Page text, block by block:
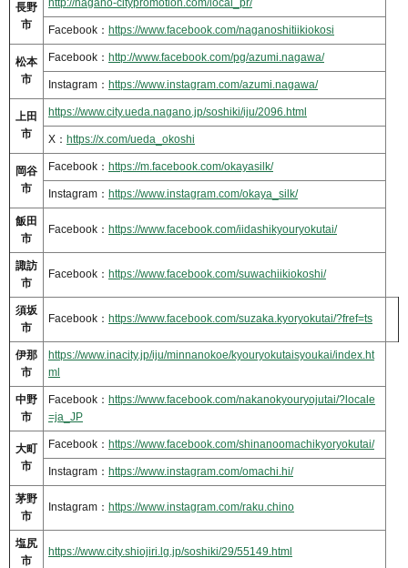
長野
市
http://nagano-citypromotion.com/local_pr/
Facebook： https://www.facebook.com/naganoshitiikiokosi
松本
市
Facebook： http://www.facebook.com/pg/azumi.nagawa/
Instagram： https://www.instagram.com/azumi.nagawa/
上田
市
https://www.city.ueda.nagano.jp/soshiki/iju/2096.html
X： https://x.com/ueda_okoshi
岡谷
市
Facebook： https://m.facebook.com/okayasilk/
Instagram： https://www.instagram.com/okaya_silk/
飯田
市
Facebook： https://www.facebook.com/iidashikyouryokutai/
諏訪
市
Facebook： https://www.facebook.com/suwachiikiokoshi/
須坂
市
Facebook： https://www.facebook.com/suzaka.kyoryokutai/?fref=ts
伊那
市
https://www.inacity.jp/iju/minnanokoe/kyouryokutaisyoukai/index.ht
ml
中野
市
Facebook： https://www.facebook.com/nakanokyouryojutai/?locale
=ja_JP
大町
市
Facebook： https://www.facebook.com/shinanoomachikyoryokutai/
Instagram： https://www.instagram.com/omachi.hi/
茅野
市
Instagram： https://www.instagram.com/raku.chino
塩尻
市
https://www.city.shiojiri.lg.jp/soshiki/29/55149.html